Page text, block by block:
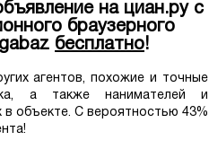
на циан.ру с
браузерного
бесплатно!
агентов, похожие и точные
а также нанимателей и
в объекте. С вероятностью 43%